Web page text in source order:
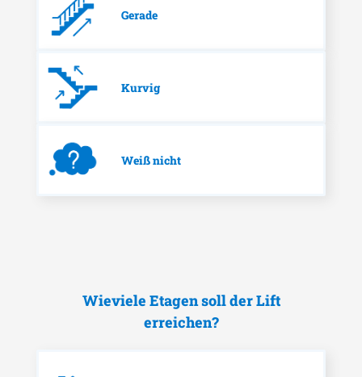
Gerade
Kurvig
Weiß nicht
Wieviele Etagen soll der Lift
erreichen?